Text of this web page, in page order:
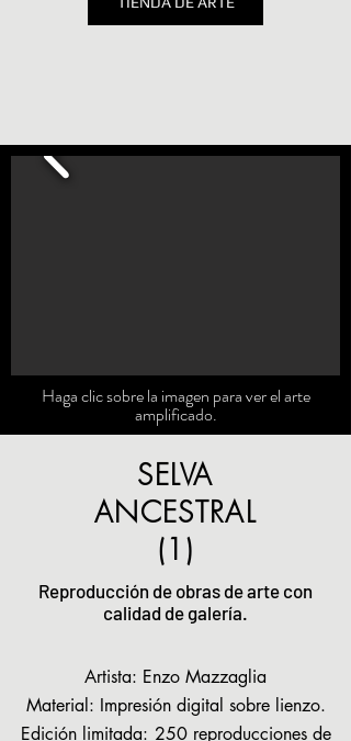
Haga clic sobre la imagen para ver el arte
amplificado.
SELVA
ANCESTRAL
(1)
Reproducción de obras de arte con
calidad de galería.
Artista: Enzo Mazzaglia
Material: Impresión digital sobre lienzo.
Edición limitada: 250 reproducciones de